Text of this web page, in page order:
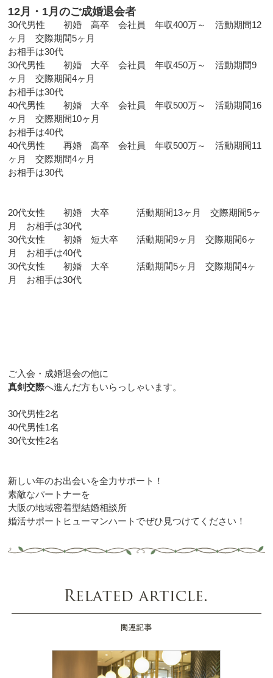
12月・1月のご成婚退会者
30代男性 初婚 高卒 会社員 年収400万～ 活動期間12
ヶ月 交際期間5ヶ月
お相手は30代
30代男性 初婚 大卒 会社員 年収450万～ 活動期間9
ヶ月 交際期間4ヶ月
お相手は30代
40代男性 初婚 大卒 会社員 年収500万～ 活動期間16
ヶ月 交際期間10ヶ月
お相手は40代
40代男性 再婚 高卒 会社員 年収500万～ 活動期間11
ヶ月 交際期間4ヶ月
お相手は30代
20代女性 初婚 大卒 活動期間13ヶ月 交際期間5ヶ
月 お相手は30代
30代女性 初婚 短大卒 活動期間9ヶ月 交際期間6ヶ
月 お相手は40代
30代女性 初婚 大卒 活動期間5ヶ月 交際期間4ヶ
月 お相手は30代
ご入会・成婚退会の他に
真剣交際へ進んだ方もいらっしゃいます。
30代男性2名
40代男性1名
30代女性2名
新しい年のお出会いを全力サポート！
素敵なパートナーを
大阪の地域密着型結婚相談所
婚活サポートヒューマンハートでぜひ見つけてください！